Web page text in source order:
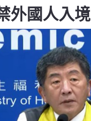
外國人入境